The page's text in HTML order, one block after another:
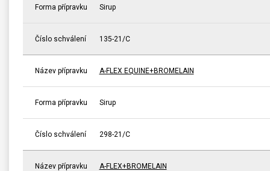
Forma přípravku Sirup
Číslo schválení 135-21/C
Název přípravku A-FLEX EQUINE+BROMELAIN
Forma přípravku Sirup
Číslo schválení 298-21/C
Název přípravku A-FLEX+BROMELAIN